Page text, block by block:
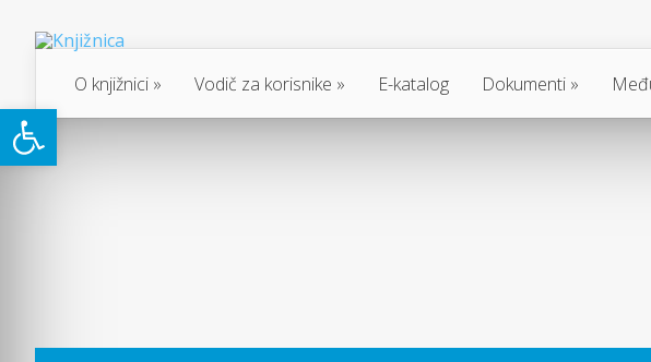
Open toolbar
O knjižnici Vodič za korisnike E-katalog Dokumenti